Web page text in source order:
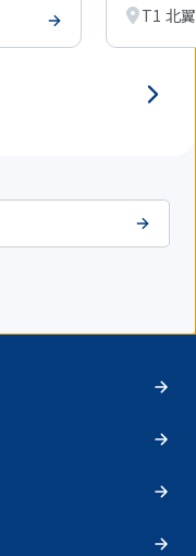
T1 北